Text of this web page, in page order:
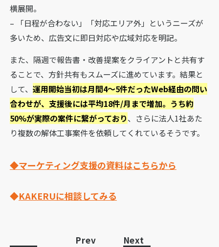
横展開。
– 「日程が合わない」「対応エリア外」というニーズが
多いため、広告文に即日対応や広域対応を明記。
また、隔週で報告書・改善提案をクライアントと共有す
ることで、方針共有もスムーズに進めています。結果と
して、 運用開始当初は月間4〜5件だったWeb経由の問い
合わせが、支援後には平均18件/月まで増加。うち約
50%が実際の案件に繋がっており、さらに法人1社あた
り複数の解体工事案件を依頼してくれているそうです。
◆マーケティング支援の資料はこちらから
◆KAKERUに相談してみる
Prev Next